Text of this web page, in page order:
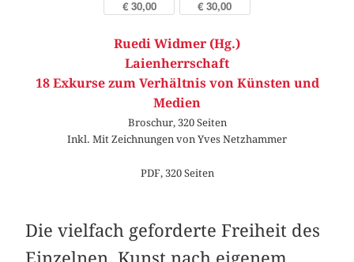
€ 30,00 € 30,00
Ruedi Widmer (Hg.)
Laienherrschaft
18 Exkurse zum Verhältnis von Künsten und
Medien
Broschur, 320 Seiten
Inkl. Mit Zeichnungen von Yves Netzhammer
PDF, 320 Seiten
Die vielfach geforderte Freiheit des